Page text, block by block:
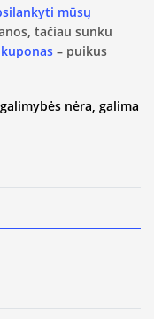
mūsų
tačiau sunku
– puikus
nėra, galima